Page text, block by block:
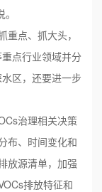
点、抓大头，
点行业领域并分
区，还要进一步
治理相关决策
布、时间变化和
放源清单，加强
排放特征和